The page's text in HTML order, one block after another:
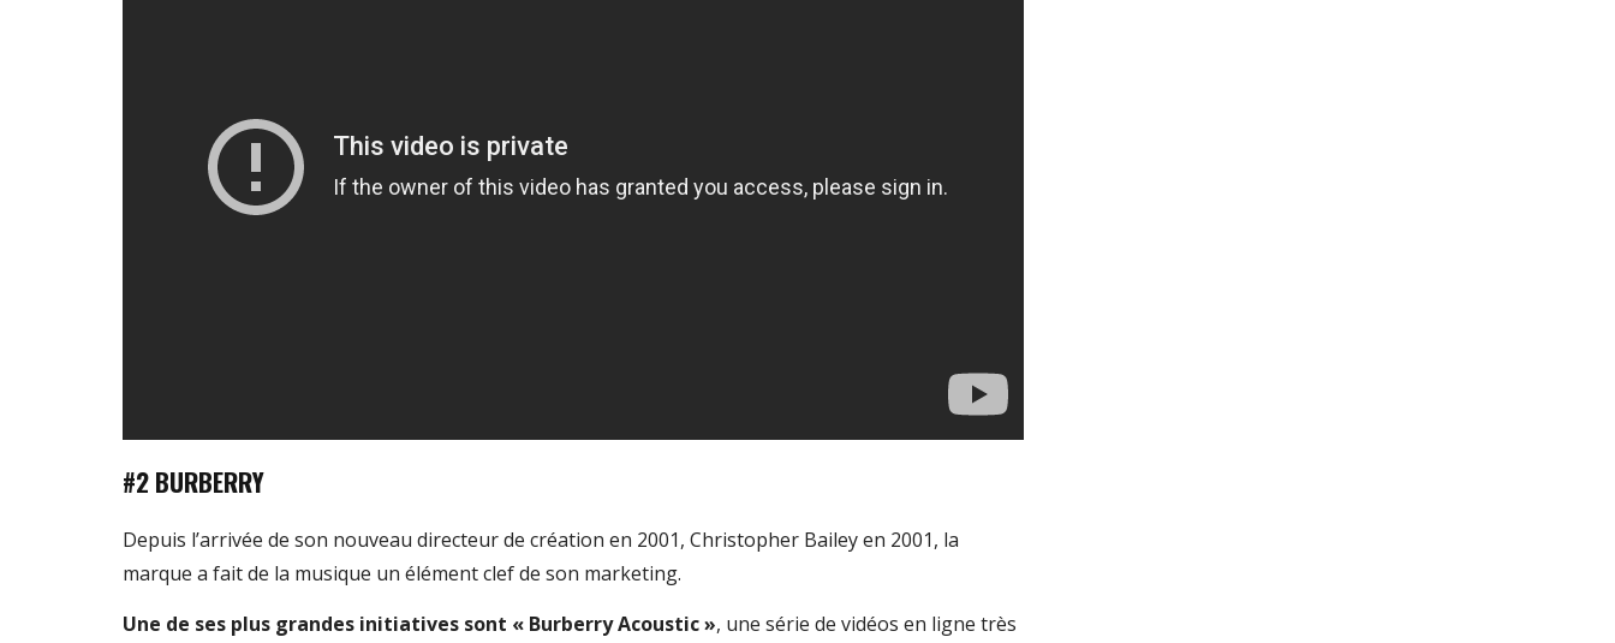
#2 BURBERRY
Depuis l’arrivée de son nouveau directeur de création en 2001, Christopher Bailey en 2001, la
marque a fait de la musique un élément clef de son marketing.
Une de ses plus grandes initiatives sont « Burberry Acoustic », une série de vidéos en ligne très